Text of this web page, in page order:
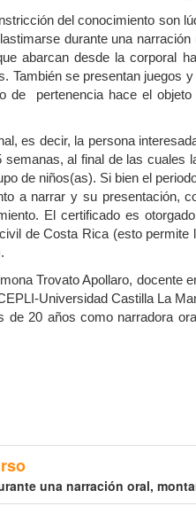
del conocimiento son
durante una
abarcan desde la corporal
También se presentan juegos
de pertenencia hace el
es decir, la persona
al final de las cuales
de niños(as). Si bien el
a narrar y su presentación,
El certificado es
de Costa Rica (esto
Trovato Apollaro, docente
Universidad Castilla La
de 20 años como narradora
una narración oral,